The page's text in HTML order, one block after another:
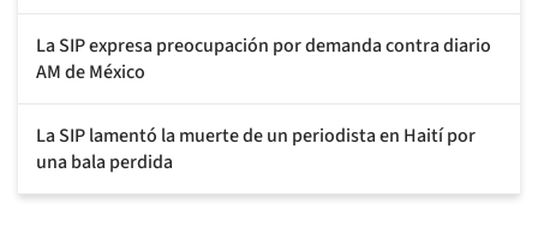
La SIP expresa preocupación por demanda contra diario
AM de México
La SIP lamentó la muerte de un periodista en Haití por
una bala perdida